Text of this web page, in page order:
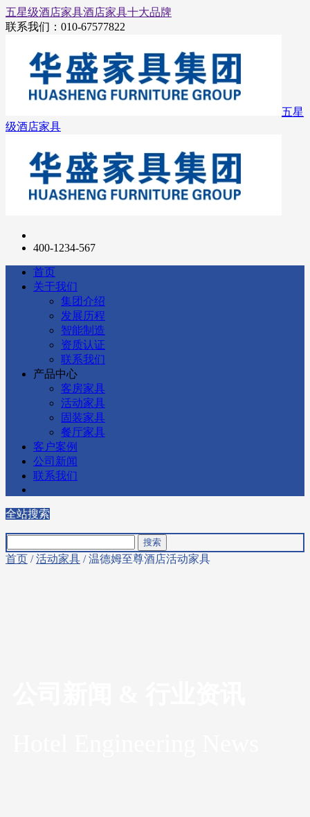
五星级酒店家具酒店家具十大品牌
联系我们： 010-67577822
五星
级酒店家具
400-1234-567
首页
关于我们
集团介绍
发展历程
智能制造
资质认证
联系我们
产品中心
客房家具
活动家具
固装家具
餐厅家具
客户案例
公司新闻
联系我们
全站搜索
首页 /活动家具 / 温德姆至尊酒店活动家具